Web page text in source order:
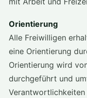
Orientierung
Alle Freiwilligen
eine Orientierung
Orientierung wird
durchgeführt und
Verantwortlichkeiten